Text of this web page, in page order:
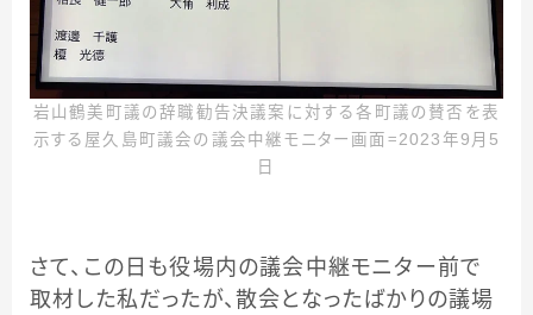
岩山鶴美町議の辞職勧告決議案に対する各町議の賛否を表
示する屋久島町議会の議会中継モニター画面＝2023年9月5
日
さて、この日も役場内の議会中継モニター前で
取材した私だったが、散会となったばかりの議場